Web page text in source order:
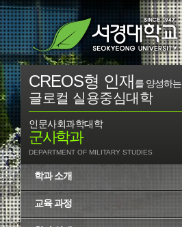
CREOS형 인재 를 양성하는
글로컬 실용중심대학
인문사회과학대학
군사학과
DEPARTMENT OF MILITARY STUDIES
학과 소개
교육 과정